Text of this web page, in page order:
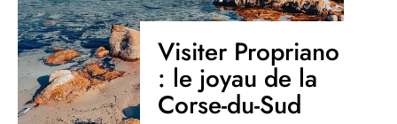
Visiter Propriano
: le joyau de la
Corse-du-Sud